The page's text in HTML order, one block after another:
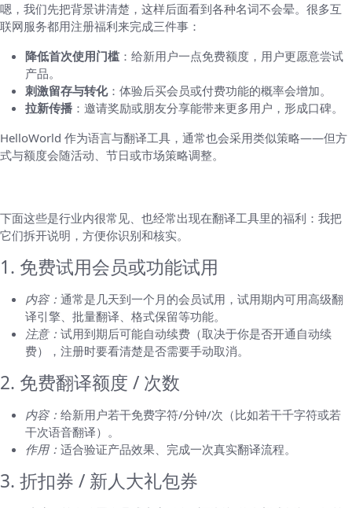
嗯，我们先把背景讲清楚，这样后面看到各种名词不会晕。很多互
联网服务都用注册福利来完成三件事：
降低首次使用门槛：给新用户一点免费额度，用户更愿意尝试
产品。
刺激留存与转化：体验后买会员或付费功能的概率会增加。
拉新传播 ：邀请奖励或朋友分享能带来更多用户，形成口碑。
HelloWorld 作为语言与翻译工具，通常也会采用类似策略——但方
式与额度会随活动、节日或市场策略调整。
下面这些是行业内很常见、也经常出现在翻译工具里的福利：我把
它们拆开说明，方便你识别和核实。
1. 免费试用会员或功能试用
内容： 通常是几天到一个月的会员试用，试用期内可用高级翻
译引擎、批量翻译、格式保留等功能。
注意： 试用到期后可能自动续费（取决于你是否开通自动续
费），注册时要看清楚是否需要手动取消。
2. 免费翻译额度 / 次数
内容： 给新用户若干免费字符/分钟/次（比如若干千字符或若
干次语音翻译）。
作用： 适合验证产品效果、完成一次真实翻译流程。
3. 折扣券 / 新人大礼包券